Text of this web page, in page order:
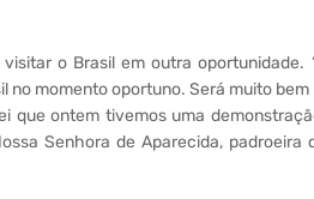
o Brasil em outra oportunidade.
no momento oportuno. Será muito bem
que ontem tivemos uma
Senhora de Aparecida, padroeira